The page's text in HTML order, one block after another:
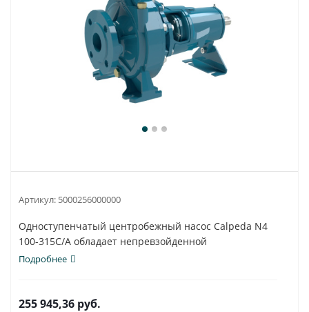
Артикул: 5000256000000
Одноступенчатый центробежный насос Calpeda N4
100-315C/A обладает непревзойденной
универсальностью...
Подробнее
255 945,36 руб.